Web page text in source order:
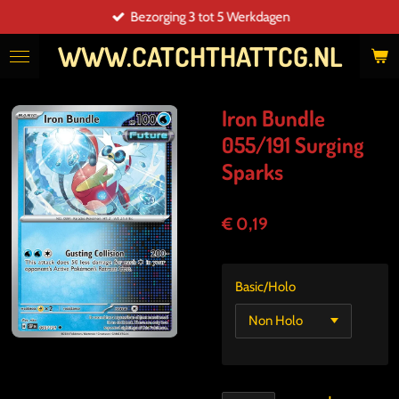
direct
naar
WWW.CATCHTHATTCG.NL
Bezorging 3 tot 5 Werkdagen
Iron Bundle
055/191 Surging
Sparks
€ 0,19
Basic/Holo